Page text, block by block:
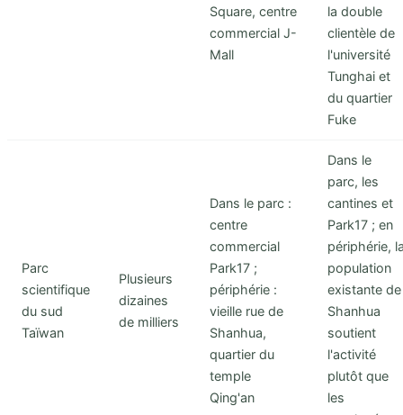
Square, centre
commercial J-
Mall
la double
clientèle de
l'université
Tunghai et
du quartier
Fuke
Parc
scientifique
du sud
Taïwan
Plusieurs
dizaines
de milliers
Dans le parc :
centre
commercial
Park17 ;
périphérie :
vieille rue de
Shanhua,
quartier du
temple
Qing'an
Dans le
parc, les
cantines et
Park17 ; en
périphérie,
population
existante de
Shanhua
soutient
l'activité
plutôt que
les